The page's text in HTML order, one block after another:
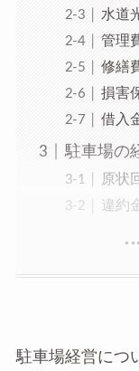
水道
管理
修繕
損害
借入
駐車場の
原状
違約
駐車場経営につ